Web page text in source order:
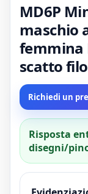
MD6P
maschio
femmina
scatto
Richiedi un
Risposta
disegni/